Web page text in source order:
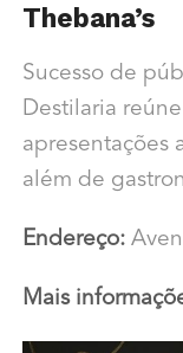
Thebana’s
Sucesso de
Destilaria
apresentações
além de
Endereço:
Mais